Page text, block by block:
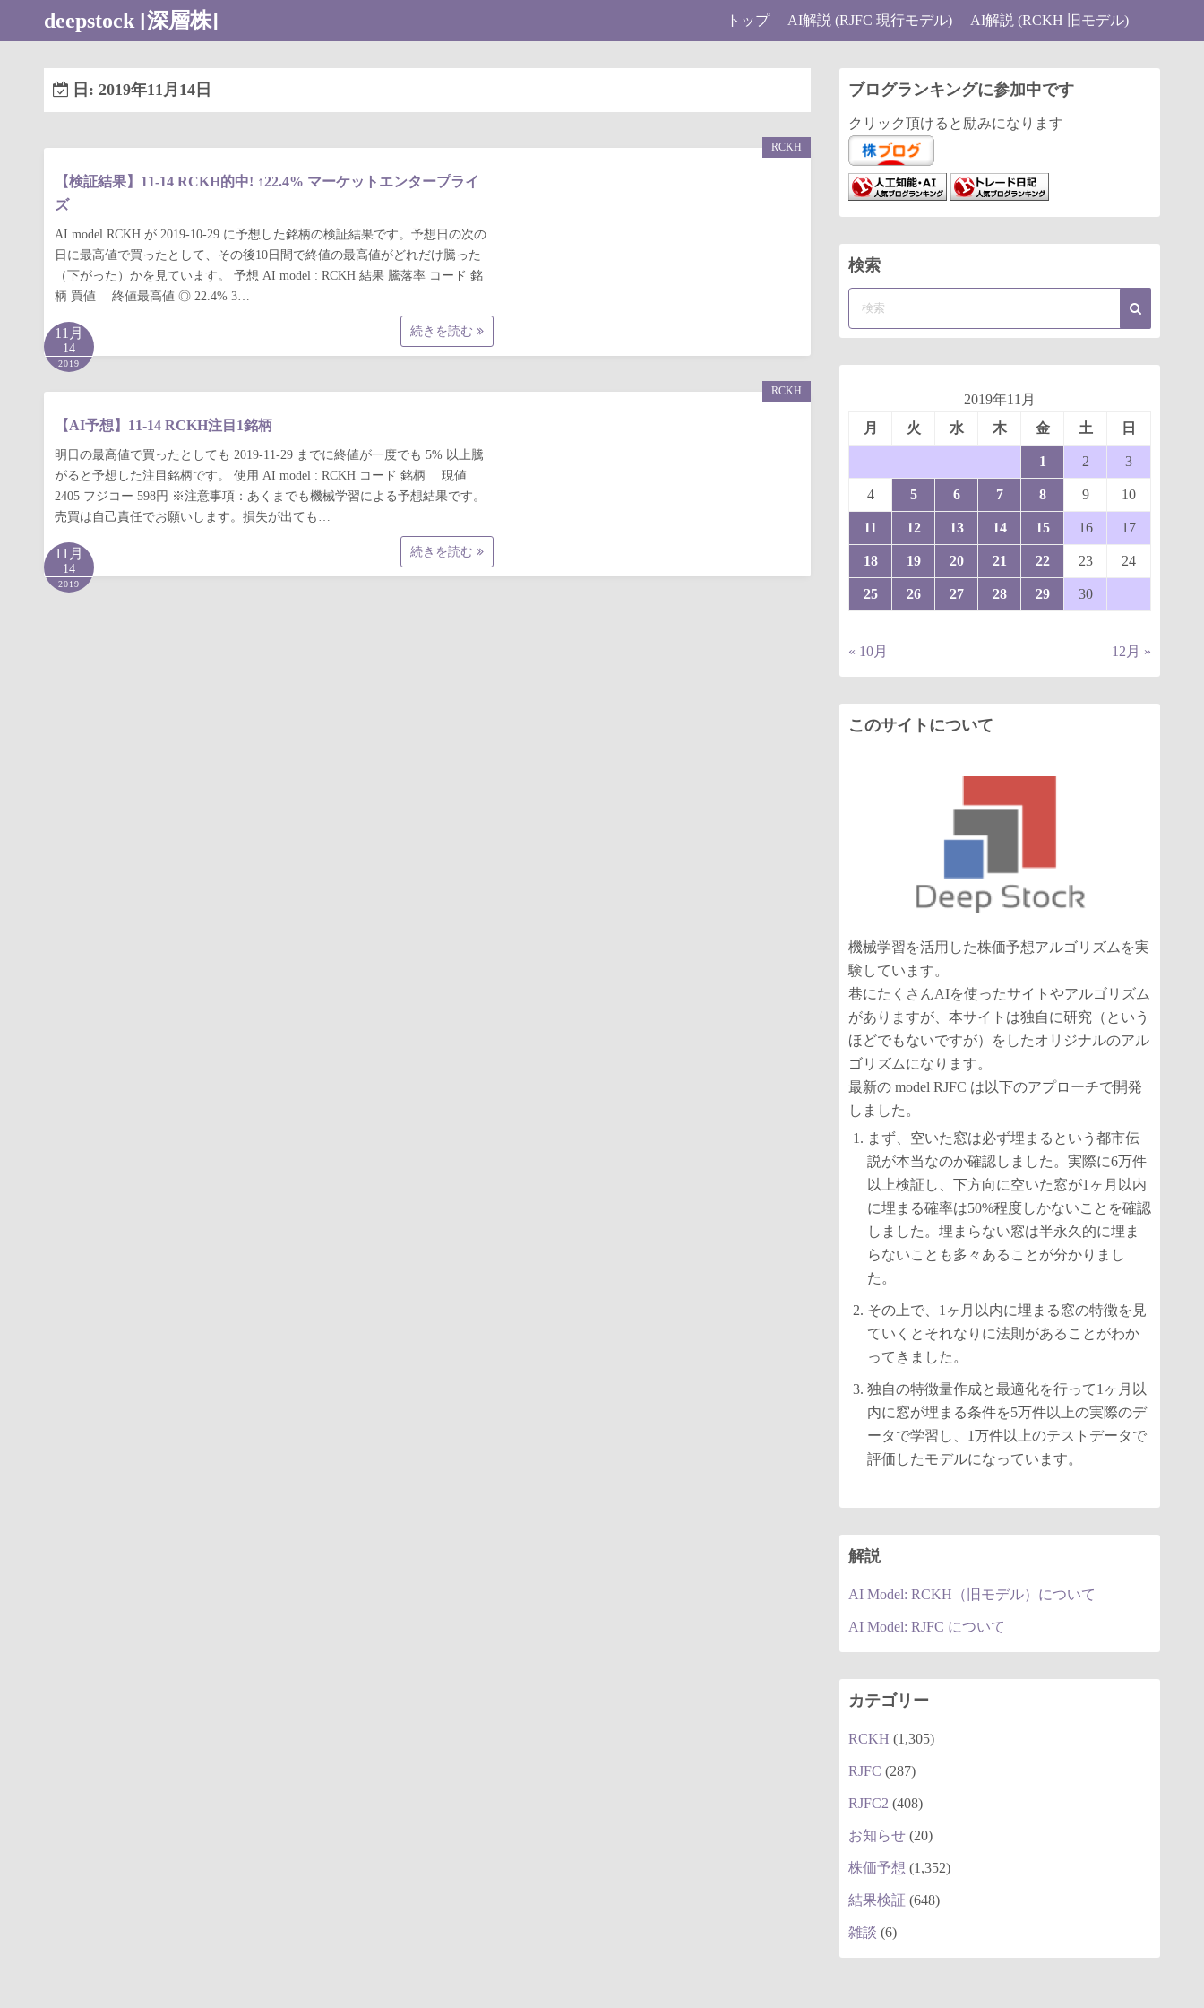
deepstock [深層株] トップ AI解説 (RJFC 現行モデル) AI解説 (RCKH 旧モデル)
日: 2019年11月14日
【検証結果】11-14 RCKH的中! ↑22.4% マーケットエンタープライ
ズ
AI model RCKH が 2019-10-29 に予想した銘柄の検証結果です。予想日の次の
日に最高値で買ったとして、その後10日間で終値の最高値がどれだけ騰った
（下がった）かを見ています。 予想 AI model : RCKH 結果 騰落率 コード 銘
柄 買値 終値最高値 ◎ 22.4% 3…
続きを読む
RCKH
11月
14
2019
【AI予想】11-14 RCKH注目1銘柄
明日の最高値で買ったとしても 2019-11-29 までに終値が一度でも 5% 以上騰
がると予想した注目銘柄です。 使用 AI model : RCKH コード 銘柄 現値
2405 フジコー 598円 ※注意事項：あくまでも機械学習による予想結果です。
売買は自己責任でお願いします。損失が出ても…
続きを読む
RCKH
11月
14
2019
ブログランキングに参加中です
クリック頂けると励みになります
検索
2019年11月
月
火 水 木 金 土 日
1 2 3
4 5 6 7 8 9 10
11 12 13 14 15 16 17
18 19 20 21 22 23 24
25 26 27 28 29 30
« 10月 12月 »
このサイトについて
機械学習を活用した株価予想アルゴリズムを実
験しています。
巷にたくさんAIを使ったサイトやアルゴリズム
がありますが、本サイトは独自に研究（という
ほどでもないですが）をしたオリジナルのアル
ゴリズムになります。
最新の model RJFC は以下のアプローチで開発
しました。
まず、空いた窓は必ず埋まるという都市伝
説が本当なのか確認しました。実際に6万件
以上検証し、下方向に空いた窓が1ヶ月以内
に埋まる確率は50%程度しかないことを確認
しました。埋まらない窓は半永久的に埋ま
らないことも多々あることが分かりまし
た。
その上で、1ヶ月以内に埋まる窓の特徴を見
ていくとそれなりに法則があることがわか
ってきました。
独自の特徴量作成と最適化を行って1ヶ月以
内に窓が埋まる条件を5万件以上の実際のデ
ータで学習し、1万件以上のテストデータで
評価したモデルになっています。
解説
AI Model: RCKH（旧モデル）について
AI Model: RJFC について
カテゴリー
RCKH (1,305)
RJFC (287)
RJFC2 (408)
お知らせ (20)
株価予想 (1,352)
結果検証 (648)
雑談 (6)